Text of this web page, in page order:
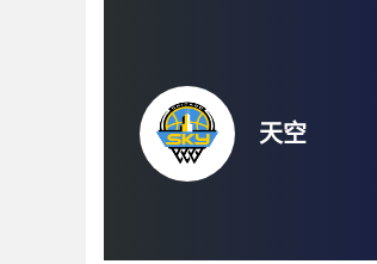
天空